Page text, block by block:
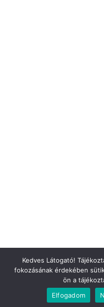
Kedves Látogató!
fokozásának érdekében
ön a
Elfogadom